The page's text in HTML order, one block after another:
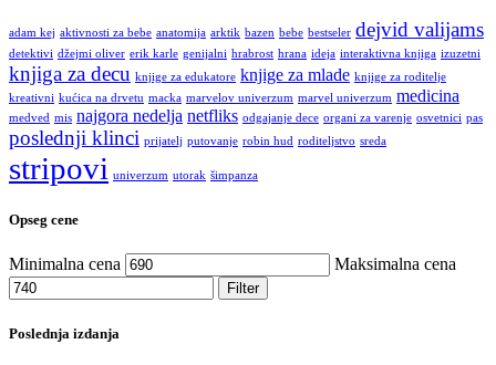
adam kej aktivnosti za bebe anatomija arktik bazen bebe bestseler dejvid valijams
detektivi džejmi oliver erik karle genijalni hrabrost hrana ideja interaktivna knjiga izuzetni
knjiga za decu knjige za edukatore knjige za mlade knjige za roditelje
kreativni kućica na drvetu macka marvelov univerzum marvel univerzum medicina
medved mis najgora nedelja netfliks odgajanje dece organi za varenje osvetnici pas
poslednji klinci prijatelj putovanje robin hud roditeljstvo sreda
stripovi univerzum utorak šimpanza
Opseg cene
Minimalna cena Maksimalna cena
Filter
Poslednja izdanja